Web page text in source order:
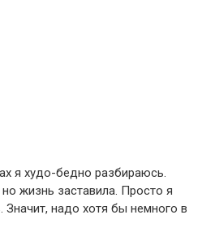
я худо-бедно разбираюсь.
жизнь заставила. Просто я
Значит, надо хотя бы немного в